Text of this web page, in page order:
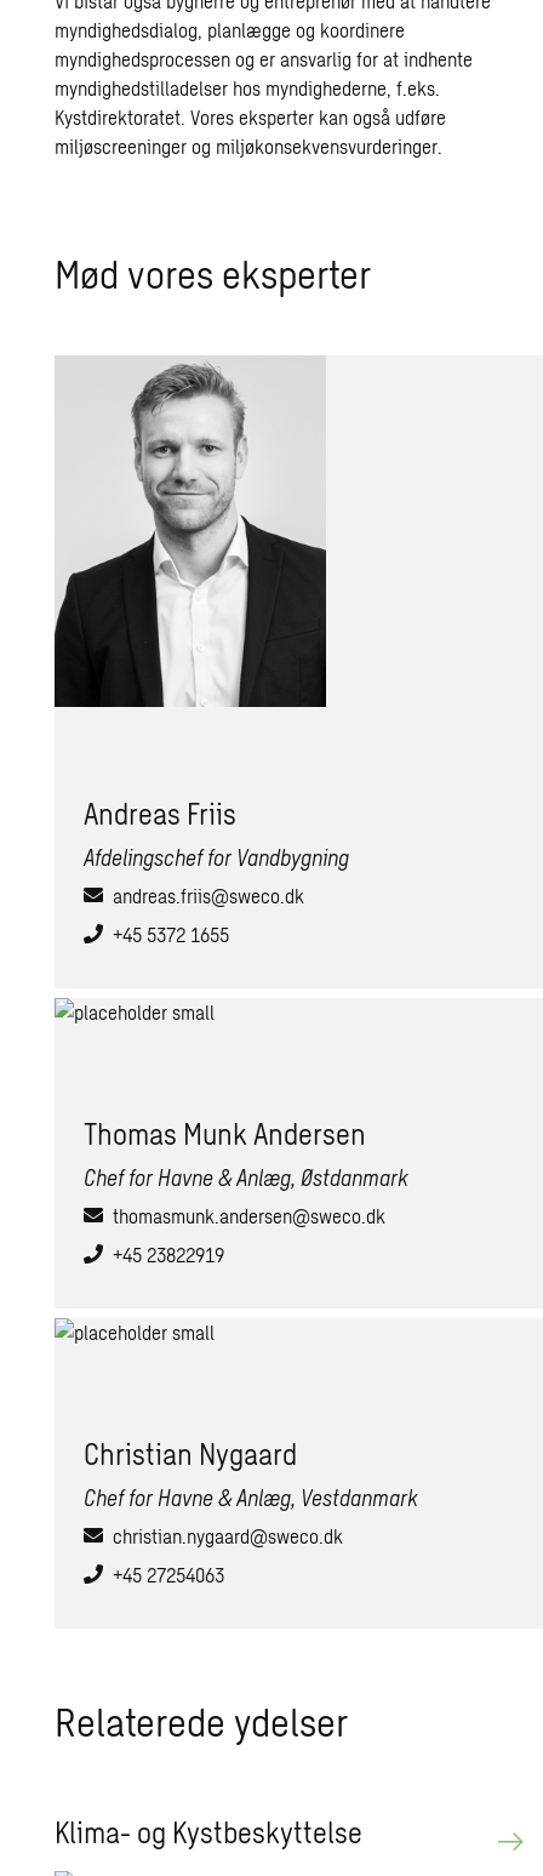
myndighedsdialog, planlægge og koordinere
myndighedsprocessen og er ansvarlig for at indhente
myndighedstilladelser hos myndighederne, f.eks.
Kystdirektoratet. Vores eksperter kan også udføre
miljøscreeninger og miljøkonsekvensvurderinger.
Mød vores eksperter
An­dreas Friis
Afdelingschef for Vandbygning
andreas.friis@sweco.dk
+45 5372 1655
Tho­mas Munk An­der­sen
Chef for Havne & Anlæg, Østdanmark
thomasmunk.andersen@sweco.dk
+45 23822919
Chri­sti­an Ny­gaard
Chef for Havne & Anlæg, Vestdanmark
christian.nygaard@sweco.dk
+45 27254063
Re­la­te­re­de ydel­ser
Klima- og Kyst­be­skyt­tel­se